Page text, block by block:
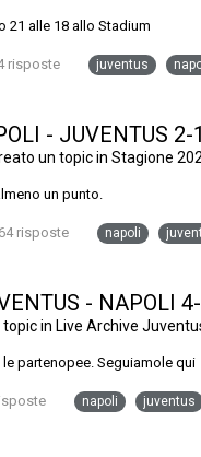
21 alle 18 allo Stadium
risposte juventus
- JUVENTUS 2-1
un topic in Stagione
un punto.
risposte napoli
- NAPOLI
topic in Live Archive
partenopee. Seguiamole qui
napoli juventus